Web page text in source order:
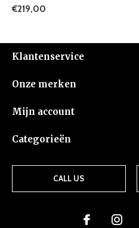
€219,00
Klantenservice
Onze merken
Mijn account
Categorieën
CALL US